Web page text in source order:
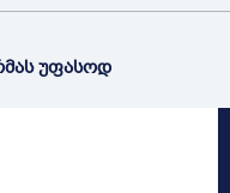
უფასოდ